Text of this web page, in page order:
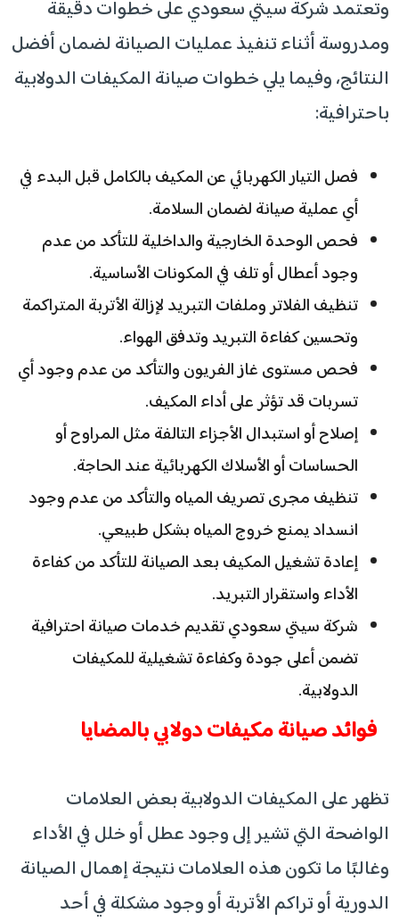
وتعتمد شركة سيتي سعودي على خطوات دقيقة
ومدروسة أثناء تنفيذ عمليات الصيانة لضمان أفضل
النتائج، وفيما يلي خطوات صيانة المكيفات الدولابية
باحترافية:
فصل التيار الكهربائي عن المكيف بالكامل قبل البدء في
أي عملية صيانة لضمان السلامة.
فحص الوحدة الخارجية والداخلية للتأكد من عدم
وجود أعطال أو تلف في المكونات الأساسية.
تنظيف الفلاتر وملفات التبريد لإزالة الأتربة المتراكمة
وتحسين كفاءة التبريد وتدفق الهواء.
فحص مستوى غاز الفريون والتأكد من عدم وجود أي
تسربات قد تؤثر على أداء المكيف.
إصلاح أو استبدال الأجزاء التالفة مثل المراوح أو
الحساسات أو الأسلاك الكهربائية عند الحاجة.
تنظيف مجرى تصريف المياه والتأكد من عدم وجود
انسداد يمنع خروج المياه بشكل طبيعي.
إعادة تشغيل المكيف بعد الصيانة للتأكد من كفاءة
الأداء واستقرار التبريد.
شركة سيتي سعودي تقديم خدمات صيانة احترافية
تضمن أعلى جودة وكفاءة تشغيلية للمكيفات
الدولابية.
فوائد صيانة مكيفات دولابي بالمضايا
تظهر على المكيفات الدولابية بعض العلامات
الواضحة التي تشير إلى وجود عطل أو خلل في الأداء
وغالبًا ما تكون هذه العلامات نتيجة إهمال الصيانة
الدورية أو تراكم الأتربة أو وجود مشكلة في أحد